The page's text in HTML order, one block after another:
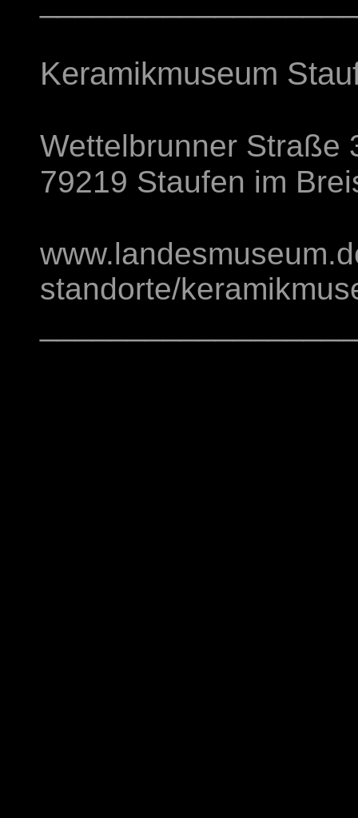
Keramikmuseum
Wettelbrunner Straße
79219 Staufen im
standorte/